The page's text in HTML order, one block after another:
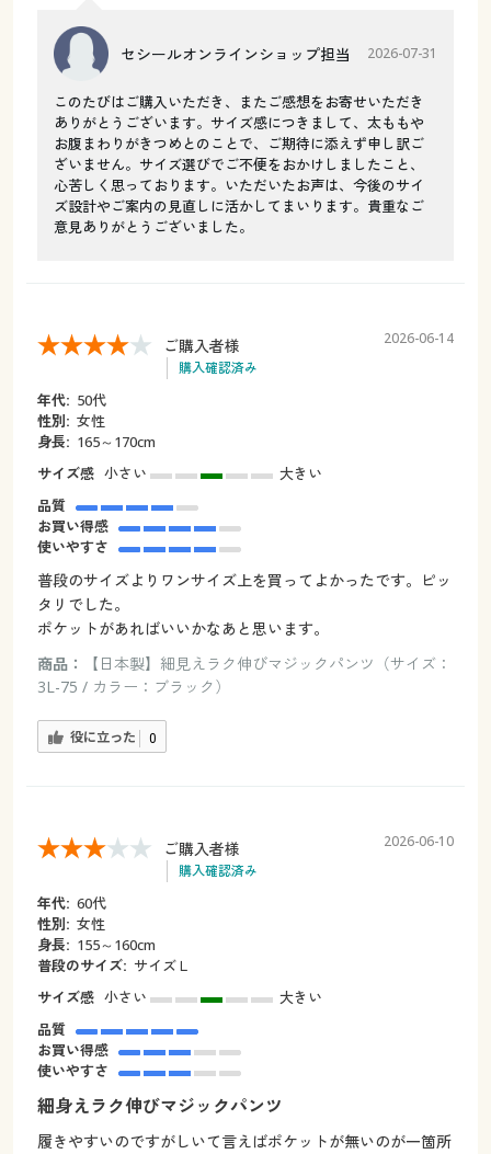
セシールオンラインショップ担当 2026-07-31
このたびはご購入いただき、またご感想をお寄せいただき
ありがとうございます。サイズ感につきまして、太ももや
お腹まわりがきつめとのことで、ご期待に添えず申し訳ご
ざいません。サイズ選びでご不便をおかけしましたこと、
心苦しく思っております。いただいたお声は、今後のサイ
ズ設計やご案内の見直しに活かしてまいります。貴重なご
意見ありがとうございました。
ご購入者様
購入確認済み
2026-06-14
年代: 50代
性別: 女性
身長: 165～170cm
サイズ感 小さい
大きい
品質
お買い得感
使いやすさ
普段のサイズよりワンサイズ上を買ってよかったです。ピッ
タリでした。
ポケットがあればいいかなあと思います。
商品：
【日本製】細見えラク伸びマジックパンツ（サイズ：
3L-75 / カラー：ブラック）
役に立った 0
ご購入者様
購入確認済み
2026-06-10
年代: 60代
性別: 女性
身長: 155～160cm
普段のサイズ: サイズＬ
サイズ感 小さい
大きい
品質
お買い得感
使いやすさ
細身えラク伸びマジックパンツ
履きやすいのですがしいて言えばポケットが無いのが一箇所